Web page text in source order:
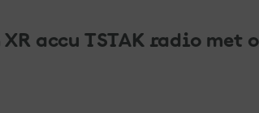
XR accu TSTAK radio